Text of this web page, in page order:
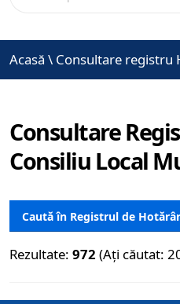
Acasă \ Consultare registru
Consultare
Consiliu Local
Caută în Registrul de
Rezultate: 972 (Ați căutat: